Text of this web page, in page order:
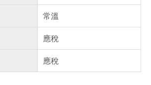
常溫
應稅
應稅